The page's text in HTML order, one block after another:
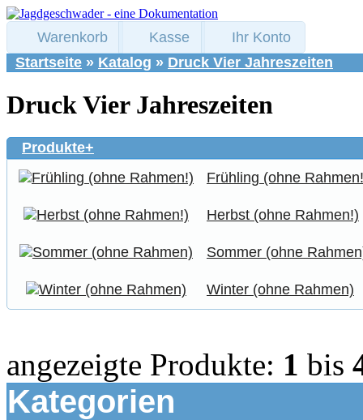
Warenkorb Kasse
Ihr Konto
Startseite » Katalog » Druck Vier Jahreszeiten
Druck Vier Jahreszeiten
Produkte+
Frühling (ohne
Herbst (ohne Rahmen!)
Sommer (ohne
Winter (ohne Rahmen)
angezeigte Produkte: 1 bis
Kategorien